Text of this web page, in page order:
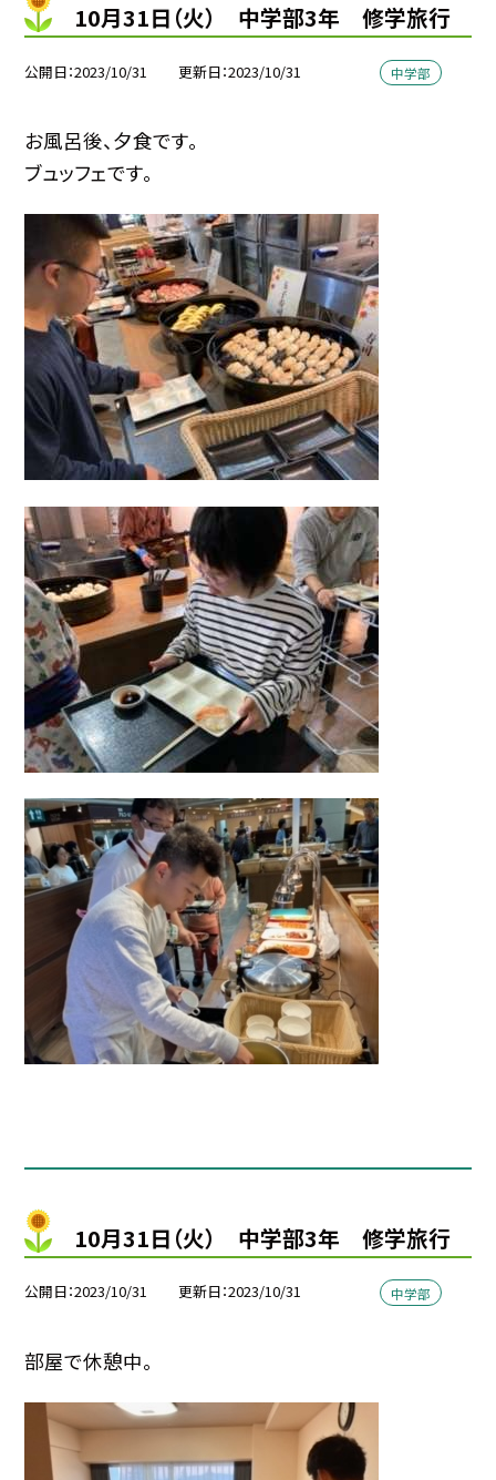
10月31日（火） 中学部3年 修学旅行
公開日 2023/10/31 更新日 2023/10/31 中学部
お風呂後、夕食です。
ブュッフェです。
10月31日（火） 中学部3年 修学旅行
公開日 2023/10/31 更新日 2023/10/31 中学部
部屋で休憩中。